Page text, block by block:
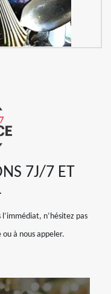
7J/7 ET
n’hésitez pas
à nous appeler.